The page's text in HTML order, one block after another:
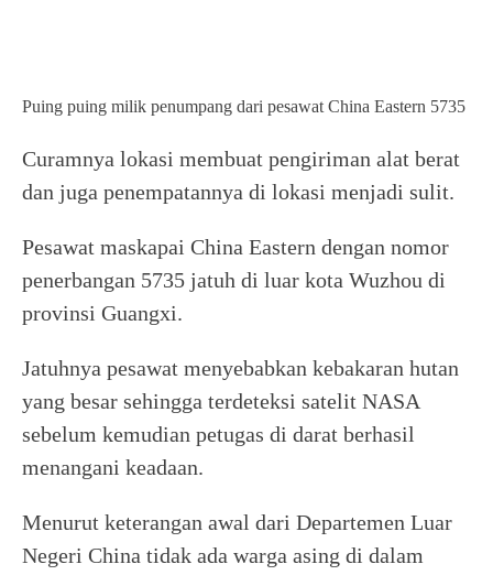
Puing puing milik penumpang dari pesawat China Eastern 5735
Curamnya lokasi membuat pengiriman alat berat
dan juga penempatannya di lokasi menjadi sulit.
Pesawat maskapai China Eastern dengan nomor
penerbangan 5735 jatuh di luar kota Wuzhou di
provinsi Guangxi.
Jatuhnya pesawat menyebabkan kebakaran hutan
yang besar sehingga terdeteksi satelit NASA
sebelum kemudian petugas di darat berhasil
menangani keadaan.
Menurut keterangan awal dari Departemen Luar
Negeri China tidak ada warga asing di dalam